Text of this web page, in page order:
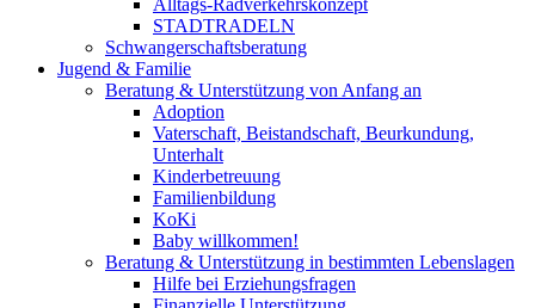
Alltags-Radverkehrskonzept
STADTRADELN
Schwangerschaftsberatung
Jugend & Familie
Beratung & Unterstützung von Anfang an
Adoption
Vaterschaft, Beistandschaft, Beurkundung,
Unterhalt
Kinderbetreuung
Familienbildung
KoKi
Baby willkommen!
Beratung & Unterstützung in bestimmten Lebenslagen
Hilfe bei Erziehungsfragen